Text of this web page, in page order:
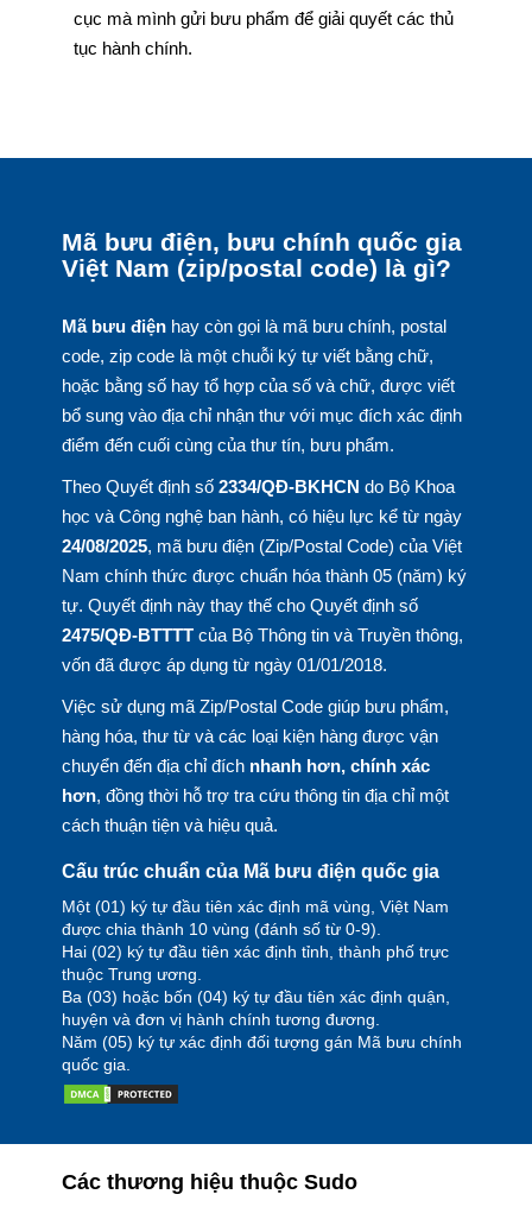
cục mà mình gửi bưu phẩm để giải quyết các thủ
tục hành chính.
Mã bưu điện, bưu chính quốc gia
Việt Nam (zip/postal code) là gì?
Mã bưu điệnhay còn gọi là mã bưu chính, postal
code, zip code là một chuỗi ký tự viết bằng chữ,
hoặc bằng số hay tổ hợp của số và chữ, được viết
bổ sung vào địa chỉ nhận thư với mục đích xác định
điểm đến cuối cùng của thư tín, bưu phẩm.
Theo Quyết định số 2334/QĐ-BKHCN do Bộ Khoa
học và Công nghệ ban hành, có hiệu lực kể từ ngày
24/08/2025, mã bưu điện (Zip/Postal Code) của Việt
Nam chính thức được chuẩn hóa thành 05 (năm) ký
tự. Quyết định này thay thế cho Quyết định số
2475/QĐ-BTTTTcủa Bộ Thông tin và Truyền thông,
vốn đã được áp dụng từ ngày 01/01/2018.
Việc sử dụng mã Zip/Postal Code giúp bưu phẩm,
hàng hóa, thư từ và các loại kiện hàng được vận
chuyển đến địa chỉ đích nhanh hơn, chính xác
hơn, đồng thời hỗ trợ tra cứu thông tin địa chỉ một
cách thuận tiện và hiệu quả.
Cấu trúc chuẩn của Mã bưu điện quốc gia
Một (01) ký tự đầu tiên xác định mã vùng, Việt Nam
được chia thành 10 vùng (đánh số từ 0-9).
Hai (02) ký tự đầu tiên xác định tỉnh, thành phố trực
thuộc Trung ương.
Ba (03) hoặc bốn (04) ký tự đầu tiên xác định quận,
huyện và đơn vị hành chính tương đương.
Năm (05) ký tự xác định đối tượng gán Mã bưu chính
quốc gia.
Các thương hiệu thuộc Sudo